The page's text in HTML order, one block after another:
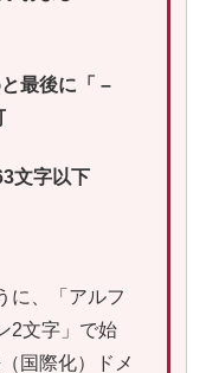
最後に「 –
文字以下
に、「アルフ
2文字」で始
国際化）ドメ